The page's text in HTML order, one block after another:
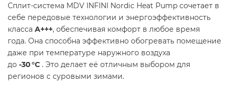
Сплит-система MDV INFINI Nordic Heat Pump сочетает в
себе передовые технологии и энергоэффективность
класса A+++, обеспечивая комфорт в любое время
года. Она способна эффективно обогревать помещение
даже при температуре наружного воздуха
до -30 °C . Это делает её отличным выбором для
регионов с суровыми зимами.​